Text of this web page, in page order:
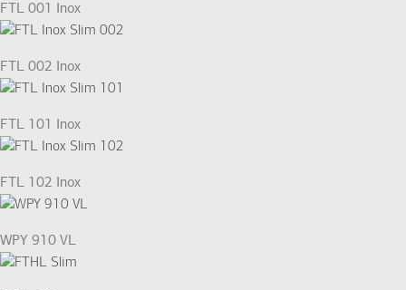
FTL 001 Inox
FTL 002 Inox
FTL 101 Inox
FTL 102 Inox
WPY 910 VL